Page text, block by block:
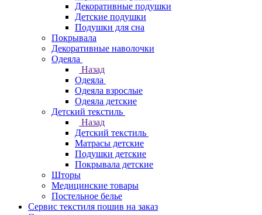
Декоративные подушки
Детские подушки
Подушки для сна
Покрывала
Декоративные наволочки
Одеяла
Назад
Одеяла
Одеяла взрослые
Одеяла детские
Детский текстиль
Назад
Детский текстиль
Матрасы детские
Подушки детские
Покрывала детские
Шторы
Медицинские товары
Постельное белье
Сервис текстиля пошив на заказ